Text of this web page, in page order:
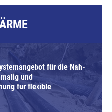
für die Nah-
und
für flexible